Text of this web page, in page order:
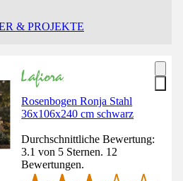
& PROJEKTE
Rosenbogen Ronja Stahl
36x106x240 cm schwarz
Durchschnittliche Bewertung:
3.1 von 5 Sternen. 12
Bewertungen.